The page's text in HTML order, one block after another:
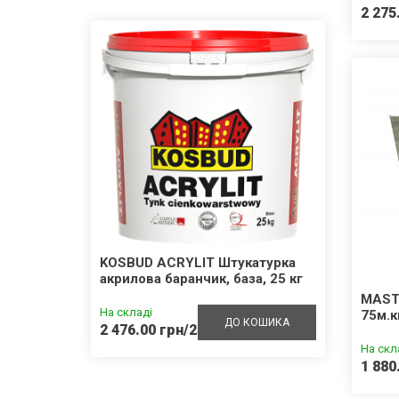
KOSBUD ACRYLIT Штукатурка
акрилова баранчик, база, 25 кг
На складі
2 476.00 грн/25кг ДО КОШИКА
кг
На
2
На
1